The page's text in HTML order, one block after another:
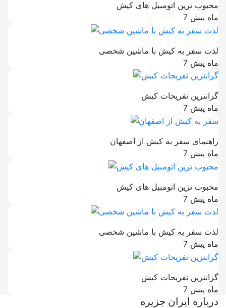
محبوب ترین اتومبیل های کیش
7 ماه پیش
لذت سفر به کیش با ماشین شخصی
7 ماه پیش
گرانترین تفریحات کیش
7 ماه پیش
راهنمای سفر به کیش از اصفهان
7 ماه پیش
محبوب ترین اتومبیل های کیش
7 ماه پیش
لذت سفر به کیش با ماشین شخصی
7 ماه پیش
گرانترین تفریحات کیش
7 ماه پیش
درباره ایران جزیره